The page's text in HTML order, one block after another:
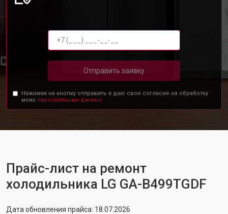
Отправить заявку
Нажимая на кнопку отправить я даю свое согласие на обработку
моих персональных данных.
Прайс-лист на ремонт
холодильника LG GA-B499TGDF
Дата обновления прайса: 18.07.2026